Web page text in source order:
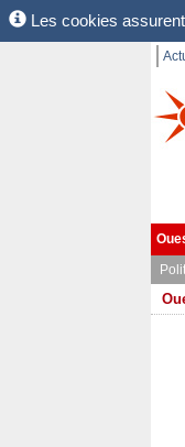
Les cookies